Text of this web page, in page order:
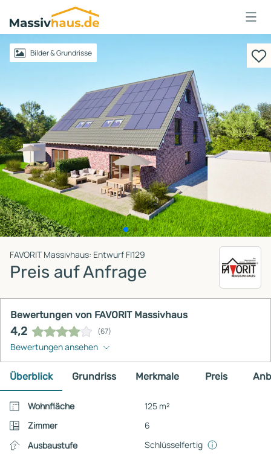
Massivhaus
Logo
AnmeldenBilder & Grundrisse
FAVORIT Massivhaus: Entwurf FI129
Preis auf Anfrage
Bewertungen von FAVORIT Massivhaus
4,2 (67)
Bewertungen ansehen
Überblick Grundriss Merkmale Preis
Wohnfläche
125 m²
Zimmer
6
Ausbaustufe
Schlüsselfertig